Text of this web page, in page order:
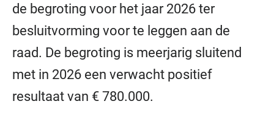
de begroting voor het jaar 2026 ter
besluitvorming voor te leggen aan de
raad. De begroting is meerjarig sluitend
met in 2026 een verwacht positief
resultaat van € 780.000.